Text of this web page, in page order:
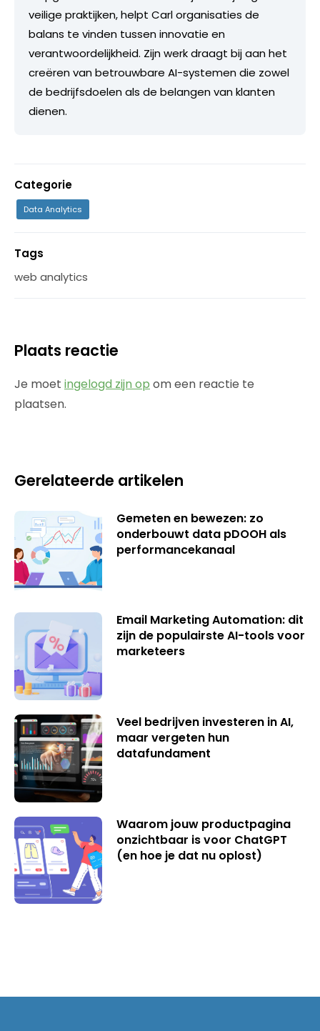
veilige praktijken, helpt Carl organisaties de
balans te vinden tussen innovatie en
verantwoordelijkheid. Zijn werk draagt bij aan het
creëren van betrouwbare AI-systemen die zowel
de bedrijfsdoelen als de belangen van klanten
dienen.
Categorie
Data Analytics
Tags
web analytics
Plaats reactie
Je moet ingelogd zijn op om een reactie te
plaatsen.
Gerelateerde artikelen
Gemeten en bewezen: zo
onderbouwt data pDOOH als
performancekanaal
Email Marketing Automation: dit
zijn de populairste AI-tools voor
marketeers
Veel bedrijven investeren in AI,
maar vergeten hun
datafundament
Waarom jouw productpagina
onzichtbaar is voor ChatGPT
(en hoe je dat nu oplost)